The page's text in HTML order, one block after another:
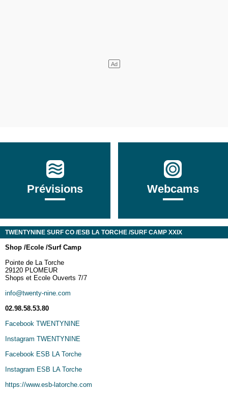
Prévisions Webcams
TWENTYNINE SURF CO /ESB LA TORCHE /SURF CAMP XXIX
Shop /Ecole /Surf Camp
Pointe de La Torche
29120 PLOMEUR
Shops et Ecole Ouverts 7/7
info@twenty-nine.com
02.98.58.53.80
Facebook TWENTYNINE
Instagram TWENTYNINE
Facebook ESB LA Torche
Instagram ESB LA Torche
https://www.esb-latorche.com